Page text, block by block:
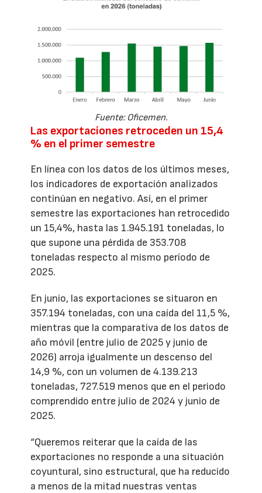
Fuente: Oficemen.
Las exportaciones retroceden un 15,4
% en el primer semestre
En línea con los datos de los últimos meses,
los indicadores de exportación analizados
continúan en negativo. Así, en el primer
semestre las exportaciones han retrocedido
un 15,4%, hasta las 1.945.191 toneladas, lo
que supone una pérdida de 353.708
toneladas respecto al mismo período de
2025.
En junio, las exportaciones se situaron en
357.194 toneladas, con una caída del 11,5 %,
mientras que la comparativa de los datos de
año móvil (entre julio de 2025 y junio de
2026) arroja igualmente un descenso del
14,9 %, con un volumen de 4.139.213
toneladas, 727.519 menos que en el periodo
comprendido entre julio de 2024 y junio de
2025.
“Queremos reiterar que la caída de las
exportaciones no responde a una situación
coyuntural, sino estructural, que ha reducido
a menos de la mitad nuestras ventas